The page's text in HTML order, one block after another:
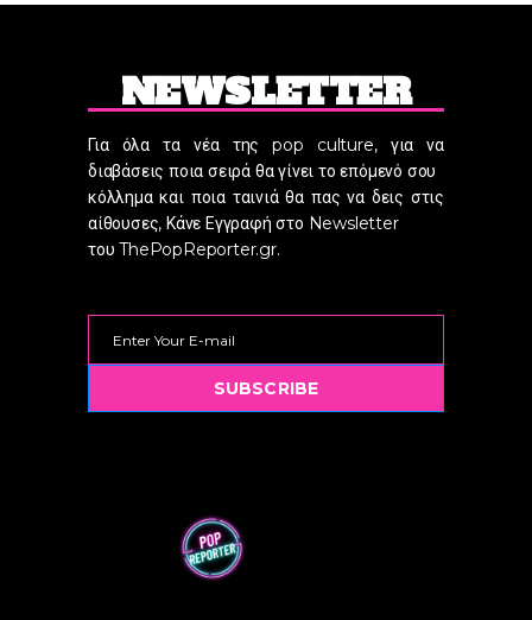
NEWSLETTER
Για όλα τα νέα της pop culture, για να
διαβάσεις ποια σειρά θα γίνει το επόμενό σου
κόλλημα και ποια ταινιά θα πας να δεις στις
αίθουσες, Κάνε Εγγραφή στο Newsletter
του ThePopReporter.gr.
SUBSCRIBE